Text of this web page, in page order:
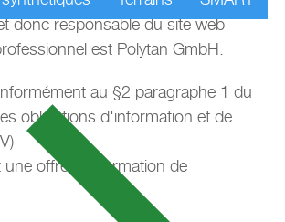
donc responsable du site web
est Polytan GmbH.
au §2 paragraphe 1 du
obligations d'information et de
une offre d'information de